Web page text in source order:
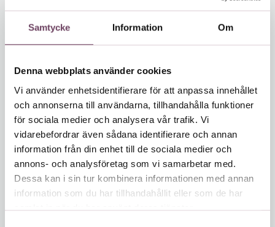
Samtycke Information Om
Denna webbplats använder cookies
Vi använder enhetsidentifierare för att anpassa innehållet
och annonserna till användarna, tillhandahålla funktioner
för sociala medier och analysera vår trafik. Vi
vidarebefordrar även sådana identifierare och annan
information från din enhet till de sociala medier och
annons- och analysföretag som vi samarbetar med.
Dessa kan i sin tur kombinera informationen med annan
information som du har tillhandahållit eller som de har
samlat in när du har använt deras tjänster.
oktober 2022
juni 2022
maj 2022
december 2021
november 2021
oktober 2021
juni 2021
februari 2021
januari 2021
december 2020